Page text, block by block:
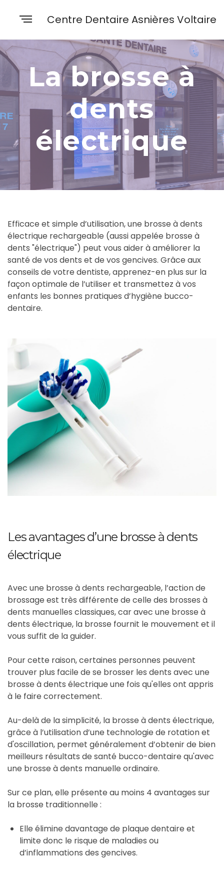
Centre Dentaire Asnières Voltaire
La brosse à
dents
électrique
Efficace et simple d’utilisation, une brosse à dents
électrique rechargeable (aussi appelée brosse à
dents "électrique") peut vous aider à améliorer la
santé de vos dents et de vos gencives. Grâce aux
conseils de votre dentiste, apprenez-en plus sur la
façon optimale de l’utiliser et transmettez à vos
enfants les bonnes pratiques d’hygiène bucco-
dentaire.
Les avantages d’une brosse à dents
électrique
Avec une brosse à dents rechargeable, l’action de
brossage est très différente de celle des brosses à
dents manuelles classiques, car avec une brosse à
dents électrique, la brosse fournit le mouvement et il
vous suffit de la guider.
Pour cette raison, certaines personnes peuvent
trouver plus facile de se brosser les dents avec une
brosse à dents électrique une fois qu'elles ont appris
à le faire correctement.
Au-delà de la simplicité, la brosse à dents électrique,
grâce à l’utilisation d’une technologie de rotation et
d'oscillation, permet généralement d’obtenir de bien
meilleurs résultats de santé bucco-dentaire qu'avec
une brosse à dents manuelle ordinaire.
Sur ce plan, elle présente au moins 4 avantages sur
la brosse traditionnelle :
Elle élimine davantage de plaque dentaire et
limite donc le risque de maladies ou
d’inflammations des gencives.